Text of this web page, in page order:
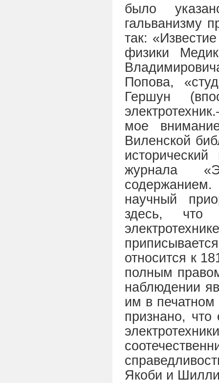
было
гальванизму
так:
физики
Попова,
Гершун
мое
Виленской
журнала
научный
здесь, что
относится к
полным
наблюдении
им в печатном
признано,
Якоби и